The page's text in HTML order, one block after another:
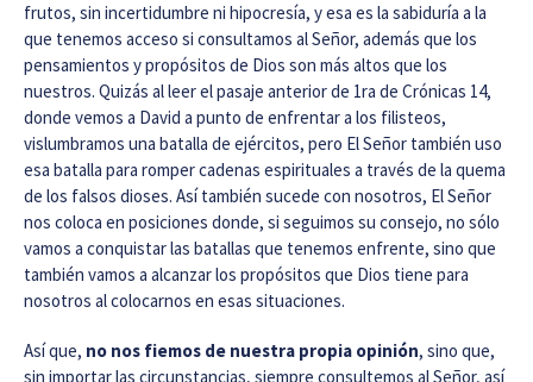
frutos, sin incertidumbre ni hipocresía, y esa es la sabiduría a la
que tenemos acceso si consultamos al Señor, además que los
pensamientos y propósitos de Dios son más altos que los
nuestros. Quizás al leer el pasaje anterior de 1ra de Crónicas 14,
donde vemos a David a punto de enfrentar a los filisteos,
vislumbramos una batalla de ejércitos, pero El Señor también uso
esa batalla para romper cadenas espirituales a través de la quema
de los falsos dioses. Así también sucede con nosotros, El Señor
nos coloca en posiciones donde, si seguimos su consejo, no sólo
vamos a conquistar las batallas que tenemos enfrente, sino que
también vamos a alcanzar los propósitos que Dios tiene para
nosotros al colocarnos en esas situaciones.
Así que, no nos fiemos de nuestra propia opinión, sino que,
sin importar las circunstancias, siempre consultemos al Señor, así